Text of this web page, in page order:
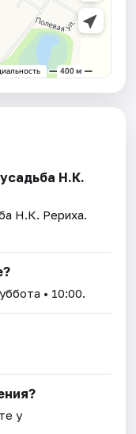
Н.К.
Н.К. Рериха.
• 10:00.
у